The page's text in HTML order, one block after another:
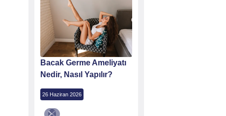
Bacak Germe Ameliyatı
Nedir, Nasıl Yapılır?
26 Haziran 2026